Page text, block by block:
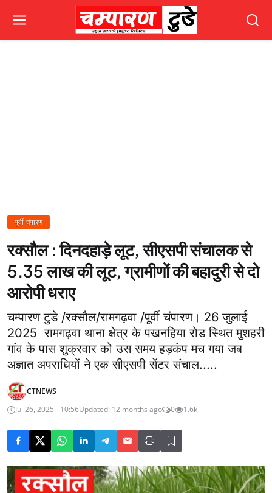
पूर्वी चंपारण
रक्सौल : दिनदहाड़े लूट, सीएसपी संचालक से
5.35 लाख की लूट, ग्रामीणों की बहादुरी से दो
आरोपी धराए
चम्पारण टुडे /रक्सौल/रामगढ़वा /पूर्वी चंपारण। 26 जुलाई
2025 रामगढ़वा थाना क्षेत्र के पखनहिया रोड स्थित मुशहरी
गांव के पास शुक्रवार को उस समय हड़कंप मच गया जब
अज्ञात अपराधियों ने एक सीएसपी सेंटर संचाल.....
CTNEWS
Jul 26, 2025 - 10:56Updated: 12 months ago 0 1.6k